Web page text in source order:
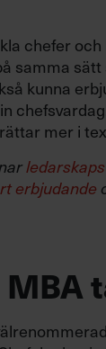
chefer
samma
kunna
mer i
erbjudande